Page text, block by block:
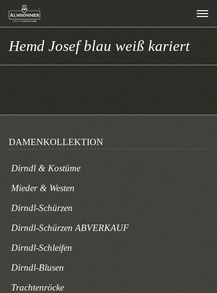
Hemd Josef blau weiß kariert
DAMENKOLLEKTION
Dirndl & Kostüme
Mieder & Westen
Dirndl-Schürzen
Dirndl-Schürzen ABVERKAUF
Dirndl-Schleifen
Dirndl-Blusen
Trachtenröcke